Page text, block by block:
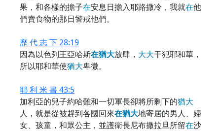
果，和各樣的擔子在安息日擔入耶路撒冷，我就在他
們賣食物的那日警戒他們。
歷 代 志 下 28:19
因為以色列王亞哈斯在猶大放肆， 大大干犯耶和華，
所以耶和華使猶大卑微。
耶 利 米 書 43:5
加利亞的兒子約哈難和一切軍長卻將所剩下的猶大
人，就是從被趕到各國回來在猶大地寄居的男人、婦
女、孩童，和眾公主，並護衛長尼布撒拉旦所留在沙